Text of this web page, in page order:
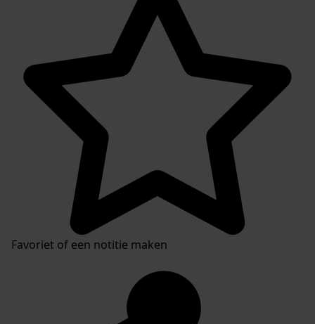
Favoriet of een notitie maken